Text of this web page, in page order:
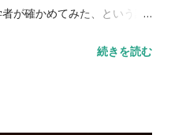
が確かめてみた、という記
もタダで。今すぐ。 薬もな
続きを読む